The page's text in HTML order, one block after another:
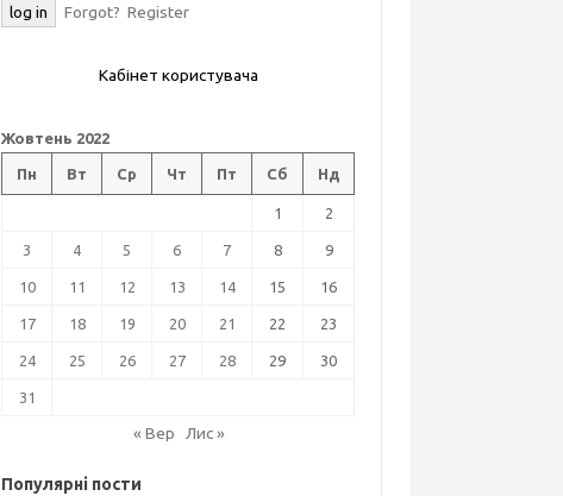
Forgot? Register
Кабінет користувача
Жовтень 2022
Пн Вт Ср Чт Пт Сб Нд
1 2
3 4 5 6 7 8 9
10 11 12 13 14 15 16
17 18 19 20 21 22 23
24 25 26 27 28 29 30
31
« Вер Лис »
Популярні пости